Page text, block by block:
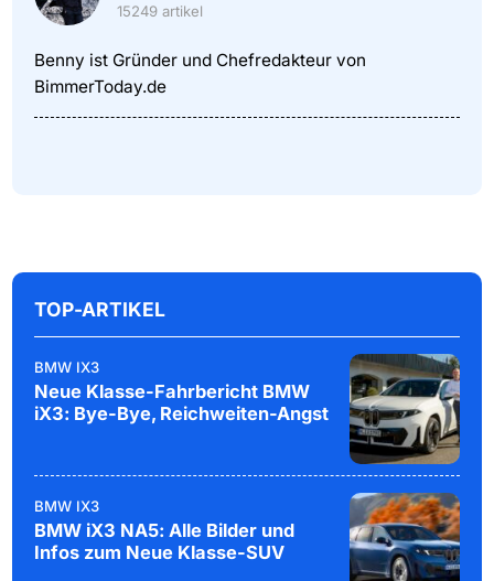
15249 artikel
Benny ist Gründer und Chefredakteur von
BimmerToday.de
TOP-ARTIKEL
BMW IX3
Neue Klasse-Fahrbericht BMW
iX3: Bye-Bye, Reichweiten-Angst
BMW IX3
BMW iX3 NA5: Alle Bilder und
Infos zum Neue Klasse-SUV